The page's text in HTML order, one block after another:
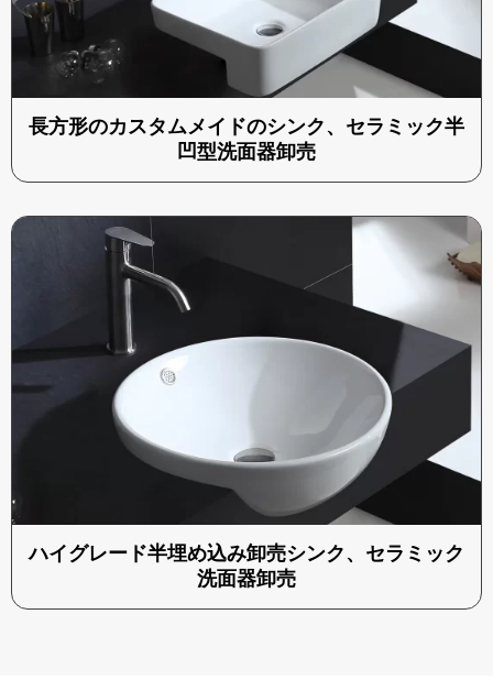
長方形のカスタムメイドのシンク、セラミック半
凹型洗面器卸売
ハイグレード半埋め込み卸売シンク、セラミック
洗面器卸売